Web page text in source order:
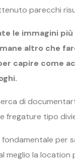
parecchi
le immagini
altro che
capire come
di
fregature tipo
per
meglio la location